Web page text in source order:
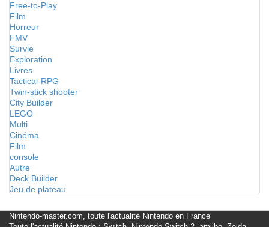
Free-to-Play
Film
Horreur
FMV
Survie
Exploration
Livres
Tactical-RPG
Twin-stick shooter
City Builder
LEGO
Multi
Cinéma
Film
console
Autre
Deck Builder
Jeu de plateau
Nintendo-master.com, toute l'actualité Nintendo en France